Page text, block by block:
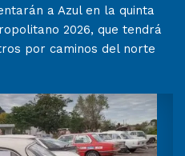
a Azul en la quinta
2026, que tendrá
por caminos del norte